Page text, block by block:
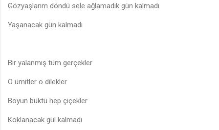
Gözyaşlarım döndü sele ağlamadık gün kalmadı
Yaşanacak gün kalmadı
Bir yalanmış tüm gerçekler
O ümitler o dilekler
Boyun büktü hep çiçekler
Koklanacak gül kalmadı